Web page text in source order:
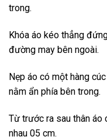
trong.
Khóa áo kéo thẳng
đường may bên ngoài.
Nẹp áo có một hàng
nằm ẩn phía bên trong.
Từ trước ra sau thân áo
nhau 05 cm.